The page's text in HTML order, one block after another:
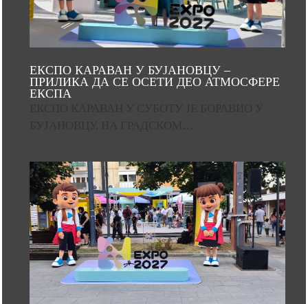
ЕКСПО КАРАВАН У БУЈАНОВЦУ –
ПРИЛИКА ДА СЕ ОСЕТИ ДЕО АТМОСФЕРЕ
ЕКСПА